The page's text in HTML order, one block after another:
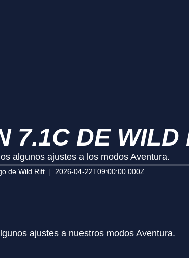
7.1C DE WILD
algunos ajustes a los modos Aventura.
de Wild Rift 2026-04-22T09:00:00.000Z
ajustes a nuestros modos Aventura.